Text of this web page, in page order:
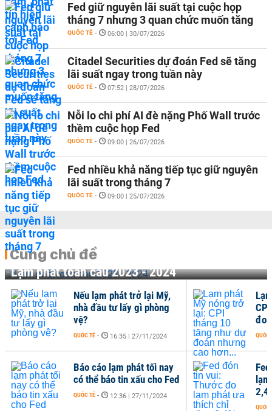
Fed giữ nguyên lãi suất tại cuộc họp
tháng 7 nhưng 3 quan chức muốn tăng
QUỐC TẾ - 06:00 | 30/07/2026
Citadel Securities dự đoán Fed sẽ tăng
lãi suất ngay trong tuần này
QUỐC TẾ - 07:52 | 28/07/2026
Nỗi lo chi phí AI đè nặng Phố Wall trước
thềm cuộc họp Fed
QUỐC TẾ - 09:00 | 26/07/2026
Fed nhiều khả năng tiếp tục giữ nguyên
lãi suất trong tháng 7
QUỐC TẾ - 09:00 | 25/07/2026
Cùng chủ đề
Lạm phát toàn cầu 2023 - 2024
QUỐC
Nếu lạm phát trở lại Mỹ,
nhà đầu tư lấy gì phòng
vệ?
QUỐC TẾ - 16:35 | 27/11/2024
Báo cáo lạm phát tối nay
có thể báo tin xấu cho Fed
QUỐC TẾ - 12:36 | 27/11/2024
QUỐC